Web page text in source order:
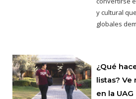
y cultural
globales
¿Qué
listas? Ve
en la UAG